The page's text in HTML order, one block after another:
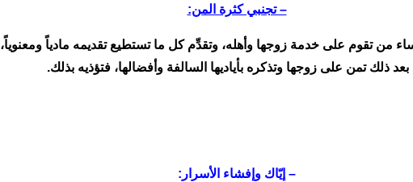
– تجنبي كثرة المن:
من تقوم على خدمة زوجها وأهله، وتقدِّم كل ما تستطيع تقديمه مادياً ومعنوياً،
بعد ذلك تمن على زوجها وتذكره بأياديها السالفة وأفضالها، فتؤذيه بذلك.
– إيّاك وإفشاء الأسرار: